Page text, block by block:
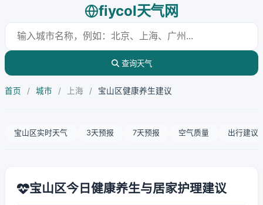
fiycol天气网
查询天气
首页 / 城市 / 上海 / 宝山区健康养生建议
宝山区实时天气 3天预报 7天预报 空气质量 出行建议
宝山区今日健康养生与居家护理建议